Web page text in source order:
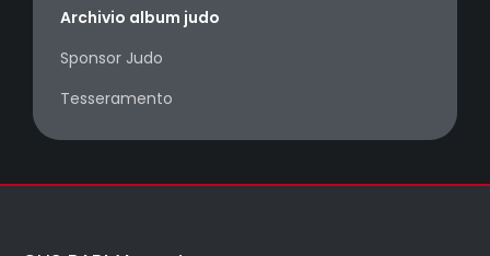
Archivio album judo
Sponsor Judo
Tesseramento